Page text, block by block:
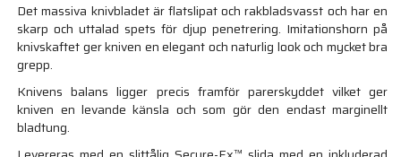
Det massiva knivbladet är flatslipat och rakbladsvasst och har en
skarp och uttalad spets för djup penetrering. Imitationshorn på
knivskaftet ger kniven en elegant och naturlig look och mycket bra
grepp.
Knivens balans ligger precis framför parerskyddet vilket ger
kniven en levande känsla och som gör den endast marginellt
bladtung.